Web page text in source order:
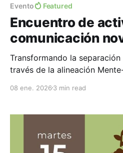
Evento Featured
Encuentro de
comunicación
Transformando la
través de la alineación
de la separación-dominación
colaboración entre líderes,
comunidades locales. * Conocer, compartir y
practicar herramientas de
08 ene. 2026 3 min read